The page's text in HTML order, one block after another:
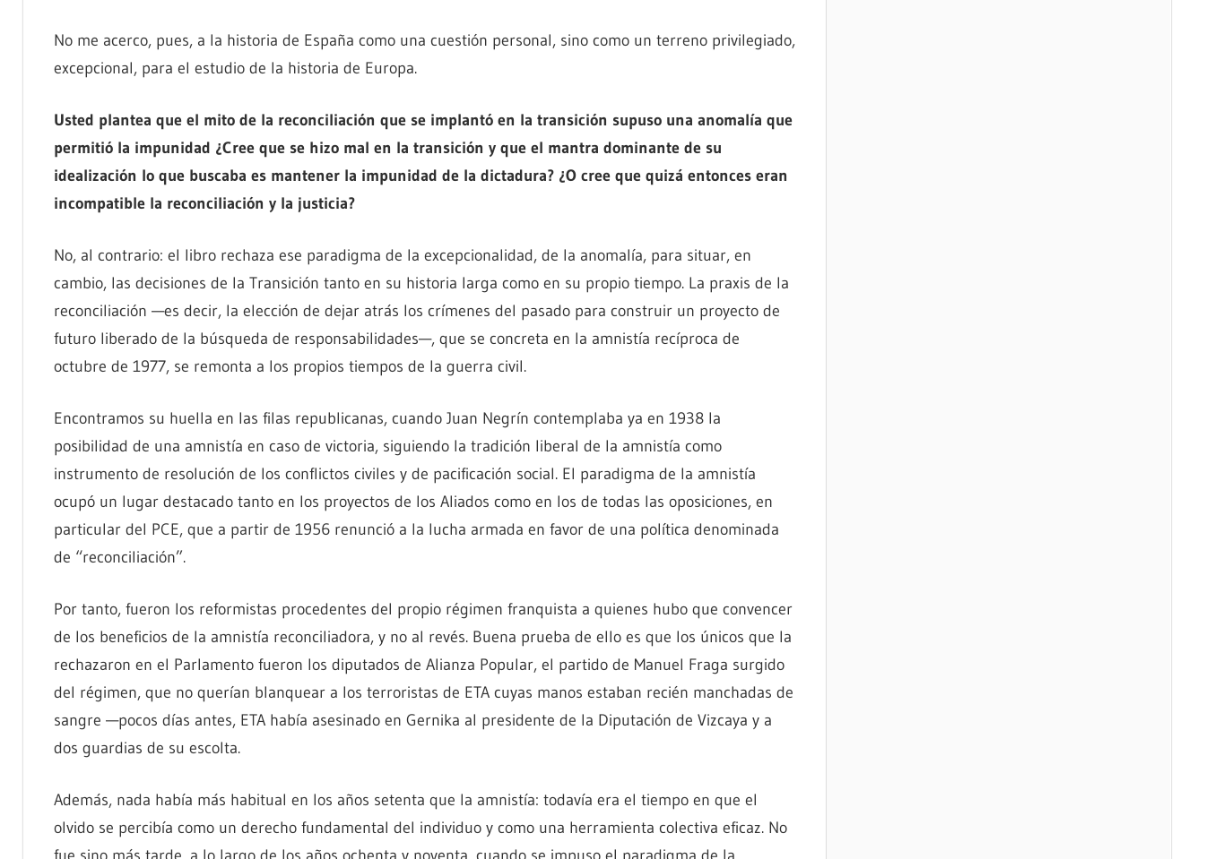
No me acerco, pues, a la historia de España como una cuestión personal, sino como un terreno privilegiado,
excepcional, para el estudio de la historia de Europa.
Usted plantea que el mito de la reconciliación que se implantó en la transición supuso una anomalía que
permitió la impunidad ¿Cree que se hizo mal en la transición y que el mantra dominante de su
idealización lo que buscaba es mantener la impunidad de la dictadura? ¿O cree que quizá entonces eran
incompatible la reconciliación y la justicia?
No, al contrario: el libro rechaza ese paradigma de la excepcionalidad, de la anomalía, para situar, en
cambio, las decisiones de la Transición tanto en su historia larga como en su propio tiempo. La praxis de la
reconciliación —es decir, la elección de dejar atrás los crímenes del pasado para construir un proyecto de
futuro liberado de la búsqueda de responsabilidades—, que se concreta en la amnistía recíproca de
octubre de 1977, se remonta a los propios tiempos de la guerra civil.
Encontramos su huella en las filas republicanas, cuando Juan Negrín contemplaba ya en 1938 la
posibilidad de una amnistía en caso de victoria, siguiendo la tradición liberal de la amnistía como
instrumento de resolución de los conflictos civiles y de pacificación social. El paradigma de la amnistía
ocupó un lugar destacado tanto en los proyectos de los Aliados como en los de todas las oposiciones, en
particular del PCE, que a partir de 1956 renunció a la lucha armada en favor de una política denominada
de “reconciliación”.
Por tanto, fueron los reformistas procedentes del propio régimen franquista a quienes hubo que convencer
de los beneficios de la amnistía reconciliadora, y no al revés. Buena prueba de ello es que los únicos que la
rechazaron en el Parlamento fueron los diputados de Alianza Popular, el partido de Manuel Fraga surgido
del régimen, que no querían blanquear a los terroristas de ETA cuyas manos estaban recién manchadas de
sangre —pocos días antes, ETA había asesinado en Gernika al presidente de la Diputación de Vizcaya y a
dos guardias de su escolta.
Además, nada había más habitual en los años setenta que la amnistía: todavía era el tiempo en que el
olvido se percibía como un derecho fundamental del individuo y como una herramienta colectiva eficaz. No
fue sino más tarde, a lo largo de los años ochenta y noventa, cuando se impuso el paradigma de la